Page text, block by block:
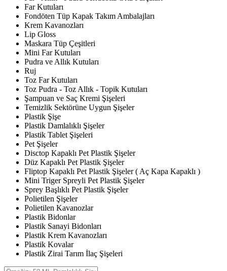
Far Kutuları
Fondöten Tüp Kapak Takım Ambalajları
Krem Kavanozları
Lip Gloss
Maskara Tüp Çeşitleri
Mini Far Kutuları
Pudra ve Allık Kutuları
Ruj
Toz Far Kutuları
Toz Pudra - Toz Allık - Topik Kutuları
Şampuan ve Saç Kremi Şişeleri
Temizlik Sektörüne Uygun Şişeler
Plastik Şişe
Plastik Damlalıklı Şişeler
Plastik Tablet Şişeleri
Pet Şişeler
Disctop Kapaklı Pet Plastik Şişeler
Düz Kapaklı Pet Plastik Şişeler
Fliptop Kapaklı Pet Plastik Şişeler ( Aç Kapa Kapaklı )
Mini Triger Spreyli Pet Plastik Şişeler
Sprey Başlıklı Pet Plastik Şişeler
Polietilen Şişeler
Polietilen Kavanozlar
Plastik Bidonlar
Plastik Sanayi Bidonları
Plastik Krem Kavanozları
Plastik Kovalar
Plastik Zirai Tarım İlaç Şişeleri